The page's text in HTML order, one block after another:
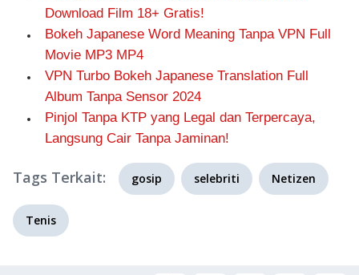
Download Film 18+ Gratis!
Bokeh Japanese Word Meaning Tanpa VPN Full
Movie MP3 MP4
VPN Turbo Bokeh Japanese Translation Full
Album Tanpa Sensor 2024
Pinjol Tanpa KTP yang Legal dan Terpercaya,
Langsung Cair Tanpa Jaminan!
Tags Terkait: gosip selebriti Netizen
Tenis